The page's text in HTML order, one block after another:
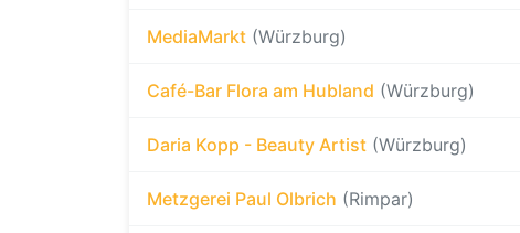
MediaMarkt (Würzburg)
Café-Bar Flora am Hubland (Würzburg)
Daria Kopp - Beauty Artist (Würzburg)
Metzgerei Paul Olbrich (Rimpar)